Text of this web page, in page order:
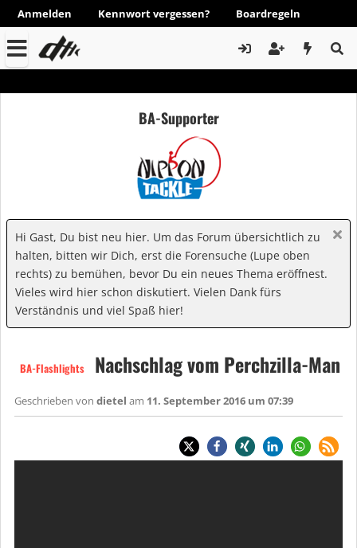
Anmelden Kennwort vergessen? Boardregeln
BA-Supporter
Hi Gast, Du bist neu hier. Um das Forum übersichtlich zu
halten, bitten wir Dich, erst die Forensuche (Lupe oben
rechts) zu bemühen, bevor Du ein neues Thema eröffnest.
Vieles wird hier schon diskutiert. Vielen Dank fürs
Verständnis und viel Spaß hier!
BA-Flashlights Nachschlag vom Perchzilla-Man
Geschrieben von dietel am 11. September 2016 um 07:39